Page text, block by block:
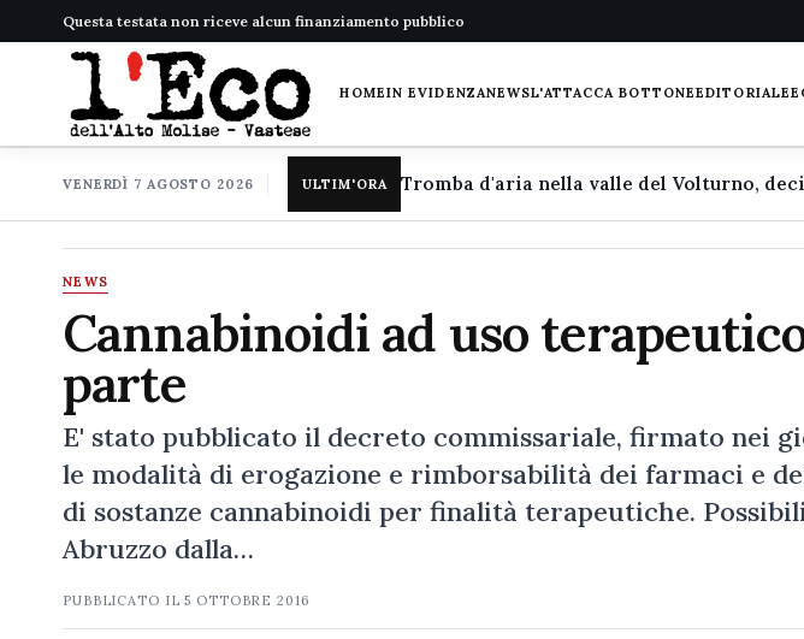
Questa testata non riceve alcun finanziamento pubblico
HOMEIN EVIDENZANEWSL'ATTACCA BOTTONEEDITORIALE
VENERDÌ 7 AGOSTO 2026 ULTIM'ORA
NEWS
Cannabinoidi ad uso
parte
E' stato pubblicato il decreto commissariale, firmato nei
le modalità di erogazione e rimborsabilità dei farmaci e
di sostanze cannabinoidi per finalità terapeutiche.
Abruzzo dalla…
PUBBLICATO IL5 OTTOBRE 2016